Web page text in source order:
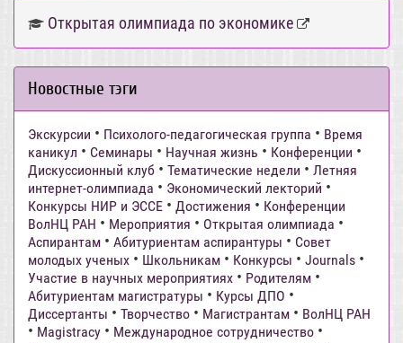
Открытая олимпиада по экономике
Новостные тэги
Экскурсии • Психолого-педагогическая группа • Время
каникул • Семинары • Научная жизнь • Конференции •
Дискуссионный клуб • Тематические недели • Летняя
интернет-олимпиада • Экономический лекторий •
Конкурсы НИР и ЭССЕ • Достижения • Конференции
ВолНЦ РАН • Мероприятия • Открытая олимпиада •
Аспирантам • Абитуриентам аспирантуры • Совет
молодых ученых • Школьникам • Конкурсы • Journals •
Участие в научных мероприятиях • Родителям •
Абитуриентам магистратуры • Курсы ДПО •
Диссертанты • Творчество • Магистрантам • ВолНЦ РАН
• Magistracy • Международное сотрудничество •